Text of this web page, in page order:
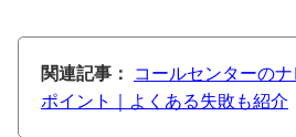
関連記事：
コールセンターの
ポイント｜よくある失敗も紹介